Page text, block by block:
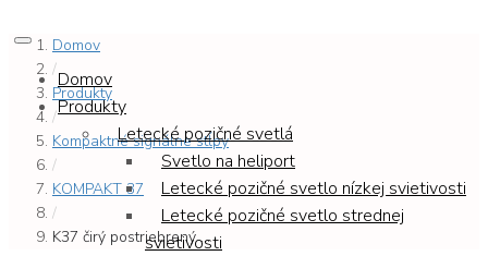
Domov
Produkty
Letecké pozičné svetlá
Svetlo na heliport
Letecké pozičné svetlo nízkej svietivosti
Letecké pozičné svetlo strednej
svietivosti
Domov
/
Produkty
/
Kompaktné signálne stĺpy
/
KOMPAKT 37
/
K37 čirý postriebrený ...